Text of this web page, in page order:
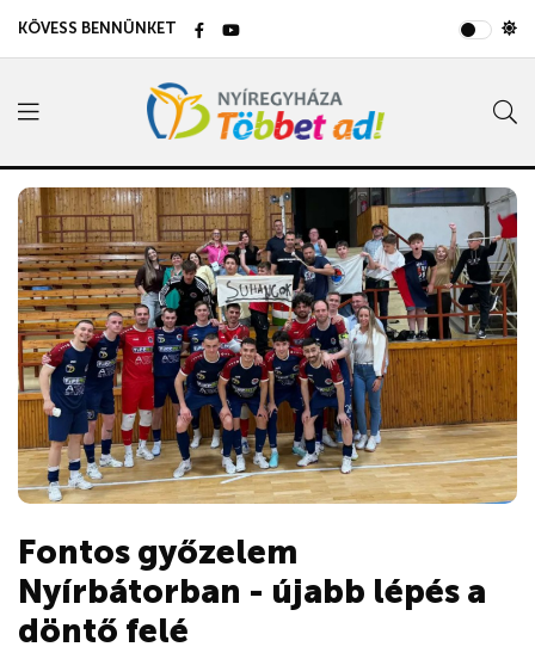
KÖVESS BENNÜNKET
Fontos győzelem
Nyírbátorban - újabb lépés a
döntő felé